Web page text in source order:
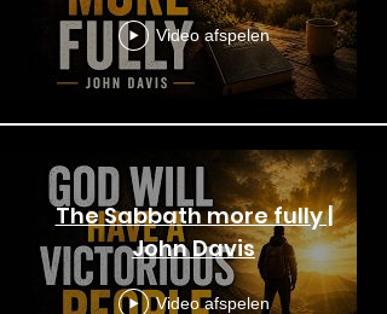
Video afspelen
The Sabbath more fully |
John Davis
Video afspelen